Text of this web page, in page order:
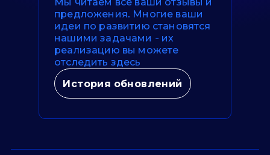
предложения. Многие ваши
идеи по развитию становятся
нашими задачами - их
реализацию вы можете
отследить здесь
История обновлений